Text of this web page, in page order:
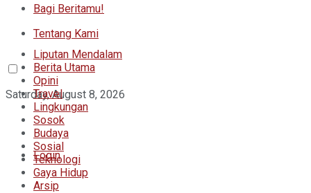
Bagi Beritamu!
Tentang Kami
Saturday, August 8, 2026
Login
Liputan Mendalam
Berita Utama
Opini
Travel
Lingkungan
Sosok
Budaya
Sosial
Teknologi
Gaya Hidup
Arsip